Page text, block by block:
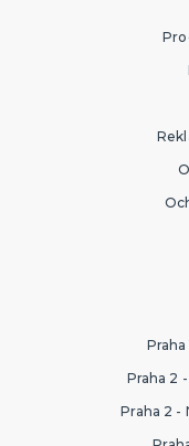
Praha 2
Praha 2 -